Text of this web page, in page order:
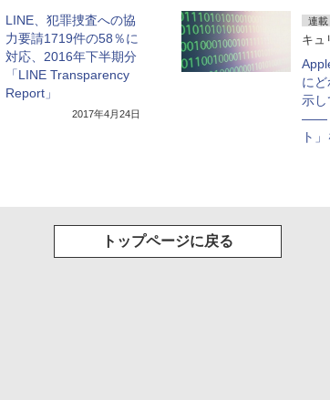
LINE、犯罪捜査への協
力要請1719件の58％に
対応、2016年下半期分
「LINE Transparency
Report」
2017年4月24日
連載
キュ
に
示し
――
ト
トップページに戻る